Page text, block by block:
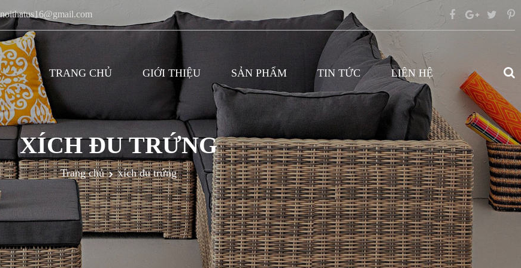
noithatus16@gmail.com
TRANG CHỦ GIỚI THIỆU SẢN PHẨM TIN TỨC LIÊN HỆ
XÍCH ĐU TRỨNG
Trang chủ xích đu trứng